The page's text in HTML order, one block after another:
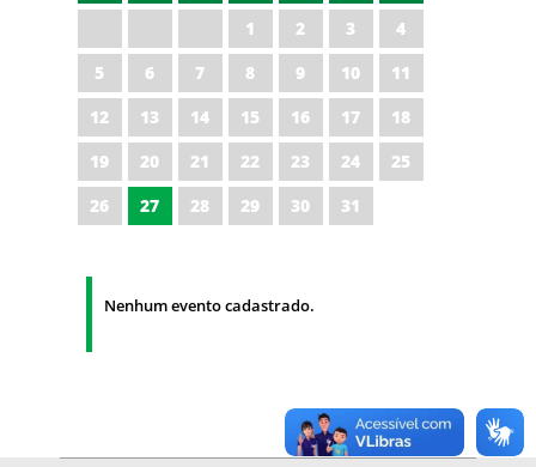
1 2 3
4
5
6 7 8 9 10
11
12
13 14 15 16 17
18
19
20 21 22 23 24
25
26
27 28 29 30 31
Nenhum evento cadastrado.